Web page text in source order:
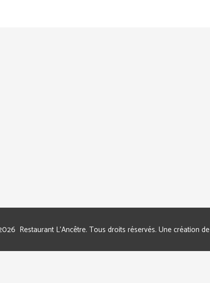
Restaurant L'Ancêtre. Tous droits réservés. Une création de